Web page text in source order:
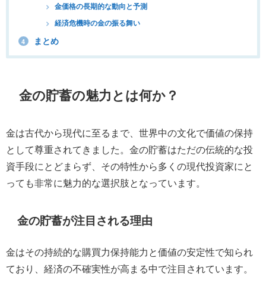
金価格の長期的な動向と予測
経済危機時の金の振る舞い
4 まとめ
金の貯蓄の魅力とは何か？
金は古代から現代に至るまで、世界中の文化で価値の保持
として尊重されてきました。金の貯蓄はただの伝統的な投
資手段にとどまらず、その特性から多くの現代投資家にと
っても非常に魅力的な選択肢となっています。
金の貯蓄が注目される理由
金はその持続的な購買力保持能力と価値の安定性で知られ
ており、経済の不確実性が高まる中で注目されています。